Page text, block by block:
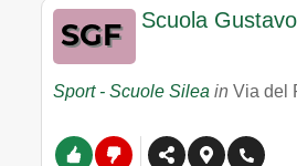
Scuola
Sport - Scuole Silea in Via del